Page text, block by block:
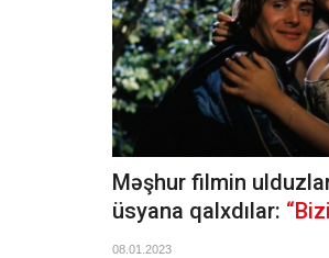
Məşhur filmin
üsyana qalxdılar:
08.01.2023